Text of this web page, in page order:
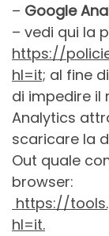
– Google
– vedi qui la
https://
hl=it; al fine
di impedire
Analytics
scaricare la
Out quale
browser:
https://
hl=it.